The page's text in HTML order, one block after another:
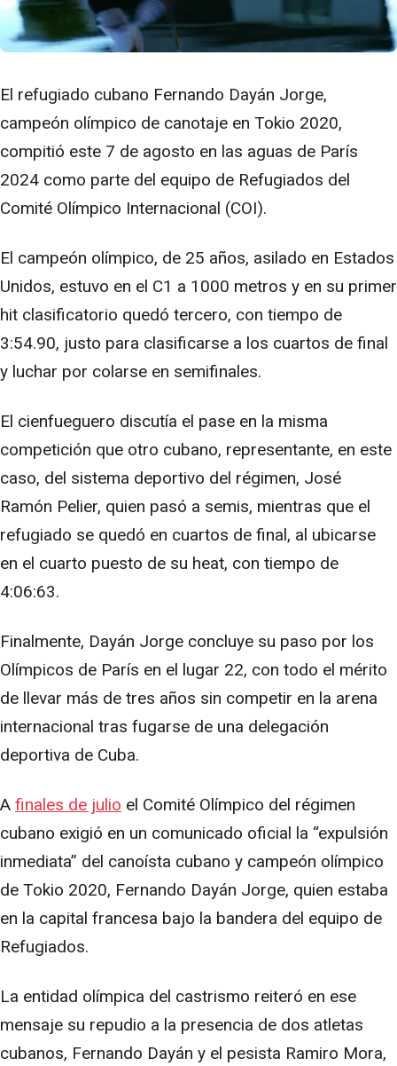
El refugiado cubano Fernando Dayán Jorge,
campeón olímpico de canotaje en Tokio 2020,
compitió este 7 de agosto en las aguas de París
2024 como parte del equipo de Refugiados del
Comité Olímpico Internacional (COI).
El campeón olímpico, de 25 años, asilado en Estados
Unidos, estuvo en el C1 a 1000 metros y en su primer
hit clasificatorio quedó tercero, con tiempo de
3:54.90, justo para clasificarse a los cuartos de final
y luchar por colarse en semifinales.
El cienfueguero discutía el pase en la misma
competición que otro cubano, representante, en este
caso, del sistema deportivo del régimen, José
Ramón Pelier, quien pasó a semis, mientras que el
refugiado se quedó en cuartos de final, al ubicarse
en el cuarto puesto de su heat, con tiempo de
4:06:63.
Finalmente, Dayán Jorge concluye su paso por los
Olímpicos de París en el lugar 22, con todo el mérito
de llevar más de tres años sin competir en la arena
internacional tras fugarse de una delegación
deportiva de Cuba.
A finales de julio el Comité Olímpico del régimen
cubano exigió en un comunicado oficial la “expulsión
inmediata” del canoísta cubano y campeón olímpico
de Tokio 2020, Fernando Dayán Jorge, quien estaba
en la capital francesa bajo la bandera del equipo de
Refugiados.
La entidad olímpica del castrismo reiteró en ese
mensaje su repudio a la presencia de dos atletas
cubanos, Fernando Dayán y el pesista Ramiro Mora,